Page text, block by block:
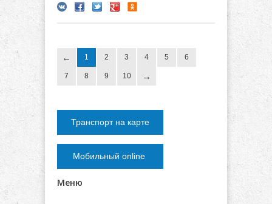
1 2 3 4 5 6
7 8 9 10
Транспорт на карте
Мобильный online
Меню